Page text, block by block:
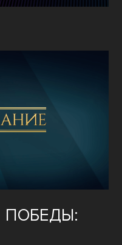
ПОБЕДЫ: